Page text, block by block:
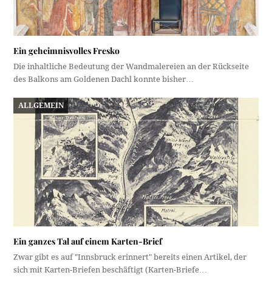
Ein geheimnisvolles Fresko
Die inhaltliche Bedeutung der Wandmalereien an der Rückseite
des Balkons am Goldenen Dachl konnte bisher…
ALLGEMEIN
Ein ganzes Tal auf einem Karten-Brief
Zwar gibt es auf "Innsbruck erinnert" bereits einen Artikel, der
sich mit Karten-Briefen beschäftigt (Karten-Briefe…